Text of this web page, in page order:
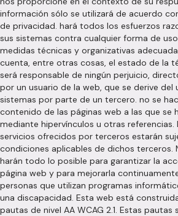
información sólo se utilizará de acuerdo
de privacidad. hará todos los esfuerzos
sus sistemas contra cualquier forma de
medidas técnicas y organizativas
cuenta, entre otras cosas, el estado de la
será responsable de ningún perjuicio,
por un usuario de la web, que se derive del
sistemas por parte de un tercero. no se
contenido de las páginas web a las que se
mediante hipervínculos u otras
servicios ofrecidos por terceros estarán
condiciones aplicables de dichos terceros.
harán todo lo posible para garantizar la
página web y para mejorarla
personas que utilizan programas
una discapacidad. Esta web está
pautas de nivel AA WCAG 2.1. Estas pautas